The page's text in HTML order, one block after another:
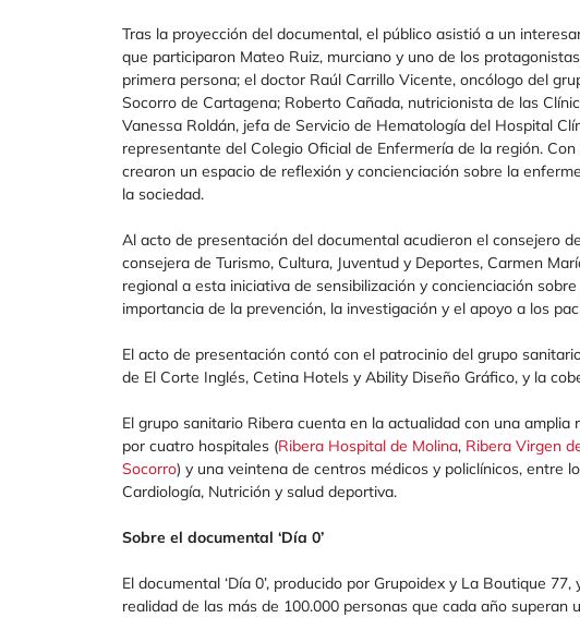
Tras la proyección del documental, el público asistió a un
que participaron Mateo Ruiz, murciano y uno de los
primera persona; el doctor Raúl Carrillo Vicente, oncólogo del
Socorro de Cartagena; Roberto Cañada, nutricionista de las
Vanessa Roldán, jefa de Servicio de Hematología del Hospital
representante del Colegio Oficial de Enfermería de la región.
crearon un espacio de reflexión y concienciación sobre la
la sociedad.
Al acto de presentación del documental acudieron el consejero
consejera de Turismo, Cultura, Juventud y Deportes, Carmen
regional a esta iniciativa de sensibilización y concienciación
importancia de la prevención, la investigación y el apoyo a los
El acto de presentación contó con el patrocinio del grupo
de El Corte Inglés, Cetina Hotels y Ability Diseño Gráfico, y la
El grupo sanitario Ribera cuenta en la actualidad con una
por cuatro hospitales (Ribera Hospital de Molina, Ribera Virgen
Socorro) y una veintena de centros médicos y policlínicos, entre
Cardiología, Nutrición y salud deportiva.
Sobre el documental ‘Día 0’
El documental ‘Día 0’, producido por Grupoidex y La Boutique
realidad de las más de 100.000 personas que cada año